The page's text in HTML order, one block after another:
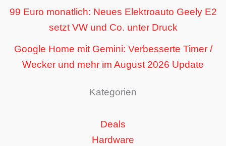
99 Euro monatlich: Neues Elektroauto Geely E2
setzt VW und Co. unter Druck
Google Home mit Gemini: Verbesserte Timer /
Wecker und mehr im August 2026 Update
Kategorien
Deals
Hardware